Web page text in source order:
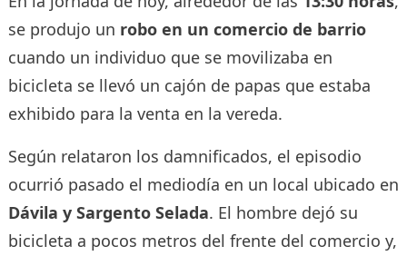
se produjo un robo en un comercio de barrio
cuando un individuo que se movilizaba en
bicicleta se llevó un cajón de papas que estaba
exhibido para la venta en la vereda.
Según relataron los damnificados, el episodio
ocurrió pasado el mediodía en un local ubicado en
Dávila y Sargento Selada. El hombre dejó su
bicicleta a pocos metros del frente del comercio y,